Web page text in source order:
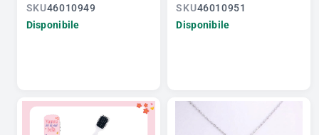
SKU46010949
Disponibile
SKU46010951
Disponibile